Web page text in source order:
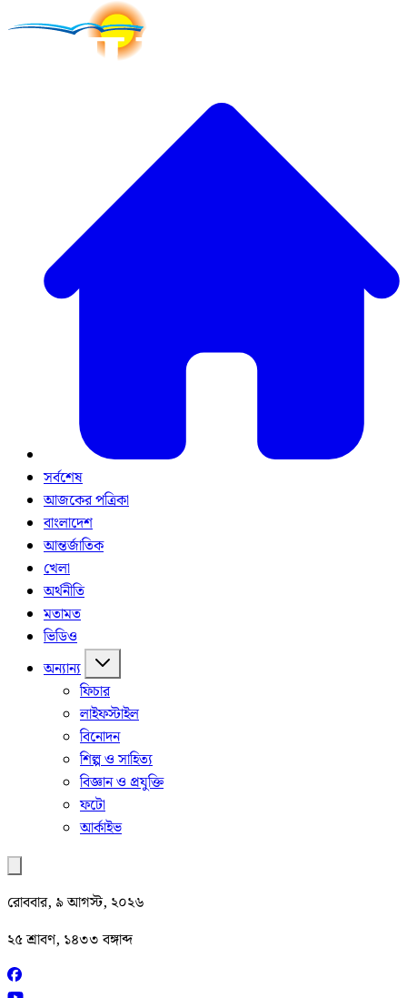
সর্বশেষ
আজকের পত্রিকা
বাংলাদেশ
আন্তর্জাতিক
খেলা
অর্থনীতি
মতামত
ভিডিও
অন্যান্য
ফিচার
লাইফস্টাইল
বিনোদন
শিল্প ও সাহিত্য
বিজ্ঞান ও প্রযুক্তি
ফটো
আর্কাইভ
রোববার, ৯ আগস্ট, ২০২৬
২৫ শ্রাবণ, ১৪৩৩ বঙ্গাব্দ